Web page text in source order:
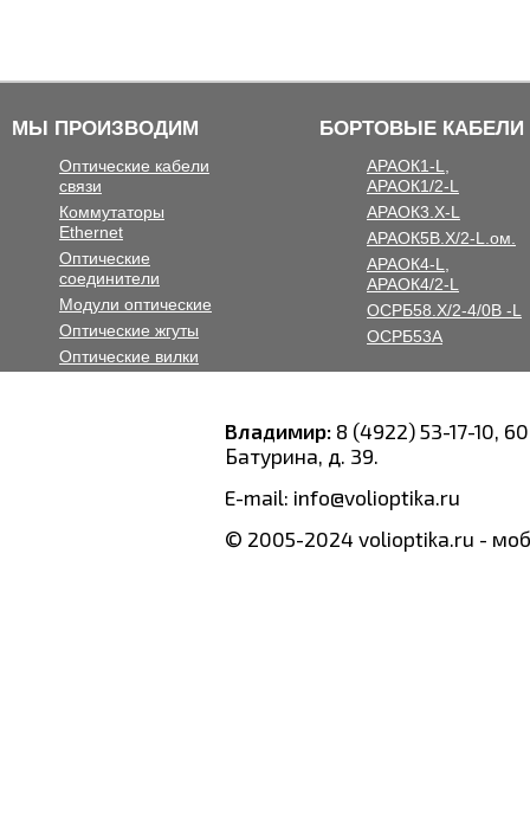
МЫ ПРОИЗВОДИМ
Оптические кабели
связи
Коммутаторы
Ethernet
Оптические
соединители
Модули оптические
Оптические жгуты
Оптические вилки
БОРТОВЫЕ КАБЕЛИ
АРАОК1-L,
АРАОК1/2-L
АРАОК3.X-L
АРАОК5В.Х/2-L.ом.
АРАОК4-L,
АРАОК4/2-L
ОСРБ58.Х/2-4/0В -L
ОСРБ53А
Владимир: 8 (4922) 53-17-10,
Батурина, д. 39.
E-mail: info@volioptika.ru
© 2005-2024 volioptika.ru -